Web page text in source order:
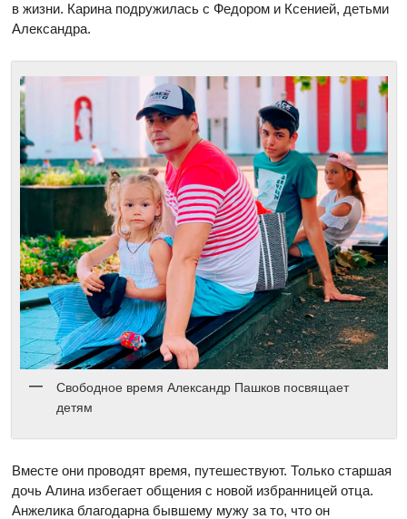
в жизни. Карина подружилась с Федором и Ксенией, детьми
Александра.
Свободное время Александр Пашков посвящает
детям
Вместе они проводят время, путешествуют. Только старшая
дочь Алина избегает общения с новой избранницей отца.
Анжелика благодарна бывшему мужу за то, что он